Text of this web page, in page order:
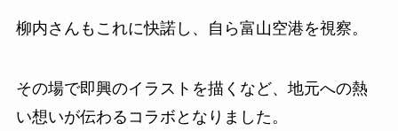
柳内さんもこれに快諾し、自ら富山空港を視察。
その場で即興のイラストを描くなど、地元への熱
い想いが伝わるコラボとなりました。